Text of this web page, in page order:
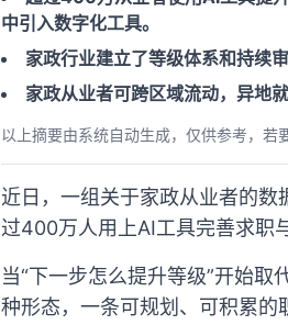
中引入数字化工具。
家政行业建立了等级体系和持续
家政从业者可跨区域流动，异地
以上摘要由系统自动生成，仅供参考，若
近日，一组关于家政从业者的
过400万人用上AI工具完善求职
当“下一步怎么提升等级”开始
种形态，一条可规划、可积累的